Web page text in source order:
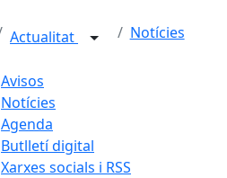
Actualitat Notícies
Avisos
Notícies
Agenda
Butlletí digital
Xarxes socials i RSS